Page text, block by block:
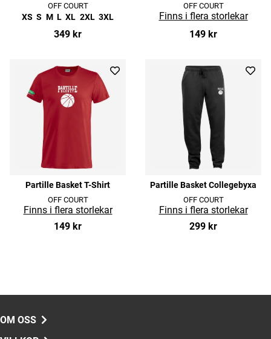
OFF COURT
XS S M L XL 2XL 3XL
349 kr
OFF COURT
149 kr
Partille Basket T-Shirt
OFF COURT
149 kr
Partille Basket Collegebyxa
OFF COURT
299 kr
OM OSS